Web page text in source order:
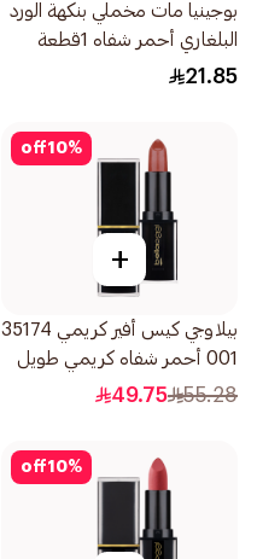
بوجينيا مات مخملي بنكهة الورد
البلغاري أحمر شفاه 1قطعة
21.85
10%
off
+
بيلاوجي كيس أفير كريمي 35174
001 أحمر شفاه كريمي طويل
الثبات 1قطعة
55.28
49.75
10%
off